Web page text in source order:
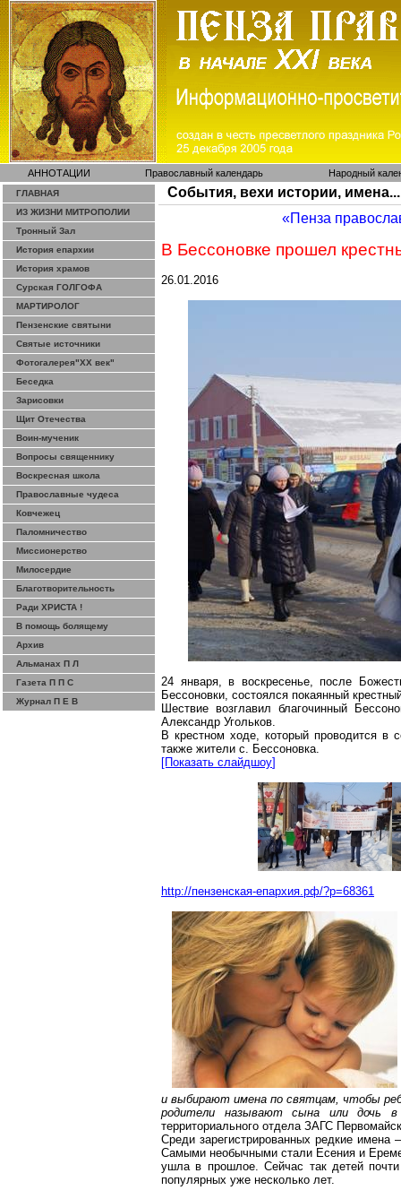
АННОТАЦИИ Православный календарь Народный
ГЛАВНАЯ
ИЗ ЖИЗНИ МИТРОПОЛИИ
Тронный Зал
История епархии
История храмов
Сурская ГОЛГОФА
МАРТИРОЛОГ
Пензенские святыни
Святые источники
Фотогалерея"ХХ век"
Беседка
Зарисовки
Щит Отечества
Воин-мученик
Вопросы священнику
Воскресная школа
Православные чудеса
Ковчежец
Паломничество
Миссионерство
Милосердие
Благотворительность
Ради ХРИСТА !
В помощь болящему
Архив
Альманах П Л
Газета П П С
Журнал П Е В
События, вехи истории, имена...
«Пенза
В Бессоновке прошел
26.01.2016
24 января, в воскресенье, после
Бессоновки, состоялся покаянный
Шествие возглавил благочинный
Александр Угольков.
В крестном ходе, который проводится в
также жители с. Бессоновка.
[Показать слайдшоу]
http://пензенская-епархия.рф/?p=68361
и выбирают имена по святцам, чтобы
родители называют сына или дочь в
территориального отдела ЗАГС
Средизарегистрированных редкие
Самыми необычными стали Есения и
ушла в прошлое. Сейчас так детей
популярных уже несколько лет.